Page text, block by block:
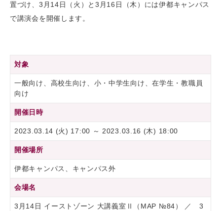
置づけ、3月14日（火）と3月16日（木）には伊都キャンパス
で講演会を開催します。
対象
一般向け、高校生向け、小・中学生向け、在学生・教職員
向け
開催日時
2023.03.14 (火) 17:00 ～ 2023.03.16 (木) 18:00
開催場所
伊都キャンパス、キャンパス外
会場名
3月14日 イーストゾーン 大講義室Ⅱ（MAP №84） ／ 3